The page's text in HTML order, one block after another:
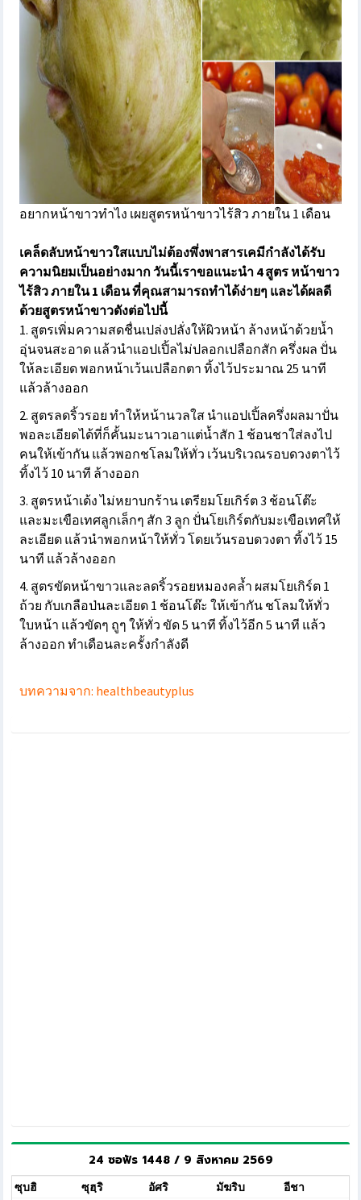
อยากหน้าขาวทําไง เผยสูตรหน้าขาวไร้สิว ภายใน 1 เดือน
เคล็ดลับหน้าขาวใสแบบไม่ต้องพึ่งพาสารเคมีกำลังได้รับ
ความนิยมเป็นอย่างมาก วันนี้เราขอแนะนำ 4 สูตร หน้าขาว
ไร้สิว ภายใน 1 เดือน ที่คุณสามารถทำได้ง่ายๆ และได้ผลดี
ด้วยสูตรหน้าขาวดังต่อไปนี้
1. สูตรเพิ่มความสดชื่นเปล่งปลั่งให้ผิวหน้า ล้างหน้าด้วยน้ำ
อุ่นจนสะอาด แล้วนำแอปเปิ้ลไม่ปลอกเปลือกสัก ครึ่งผล ปั่น
ให้ละเอียด พอกหน้าเว้นเปลือกตา ทิ้งไว้ประมาณ 25 นาที
แล้วล้างออก
2. สูตรลดริ้วรอย ทำให้หน้านวลใส นำแอปเปิ้ลครึ่งผลมาปั่น
พอละเอียดได้ที่ก็คั้นมะนาวเอาแต่น้ำสัก 1 ช้อนชาใส่ลงไป
คนให้เข้ากัน แล้วพอกชโลมให้ทั่ว เว้นบริเวณรอบดวงตาไว้
ทิ้งไว้ 10 นาที ล้างออก
3. สูตรหน้าเด้ง ไม่หยาบกร้าน เตรียมโยเกิร์ต 3 ช้อนโต๊ะ
และมะเขือเทศลูกเล็กๆ สัก 3 ลูก ปั่นโยเกิร์ตกับมะเขือเทศให้
ละเอียด แล้วนำพอกหน้าให้ทั่ว โดยเว้นรอบดวงตา ทิ้งไว้ 15
นาที แล้วล้างออก
4. สูตรขัดหน้าขาวและลดริ้วรอยหมองคล้ำ ผสมโยเกิร์ต 1
ถ้วย กับเกลือป่นละเอียด 1 ช้อนโต๊ะ ให้เข้ากัน ชโลมให้ทั่ว
ใบหน้า แล้วขัดๆ ถูๆ ให้ทั่ว ขัด 5 นาที ทิ้งไว้อีก 5 นาที แล้ว
ล้างออก ทำเดือนละครั้งกำลังดี
บทความจาก: healthbeautyplus
24 ซอฟัร 1448 / 9 สิงหาคม 2569
ซุบฮิ ซุฮฺริ อัศริ มัฆริบ
อีชา